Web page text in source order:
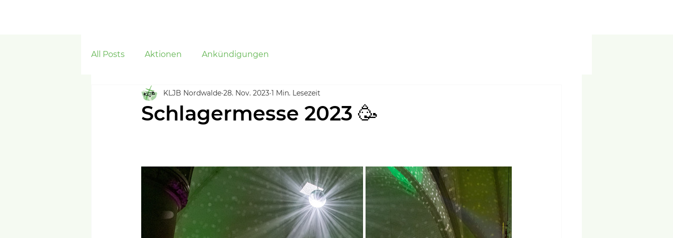
All Posts Aktionen Ankündigungen
Schlagermesse 2023 🥳
KLJB Nordwalde 28. Nov. 2023 1 Min. Lesezeit